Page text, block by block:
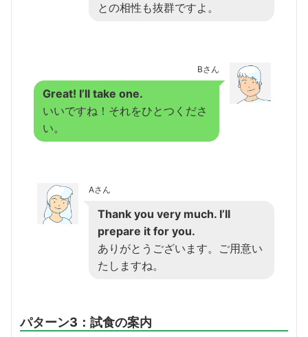
との相性も抜群ですよ。
Bさん
Great! I’ll take one.
いいですね！それをひとつくださ
い。
Aさん
Thank you very much. I’ll
prepare it for you.
ありがとうございます。ご用意い
たしますね。
パターン3：試食の案内